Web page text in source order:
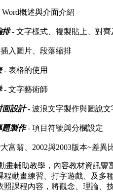
概述與介面介紹
排- 文字樣式、複製貼上、對齊
入圖片、段落縮排
- 表格的使用
- 文字藝術師
面設計- 波浪文字製作與圖說文
題製作- 項目符號與分欄設定
富翁、2002與2003版本~差異
畫輔助教學，內容教材資訊
程動畫練習、打字遊戲、及多
照課程內容，將觀念、理論、